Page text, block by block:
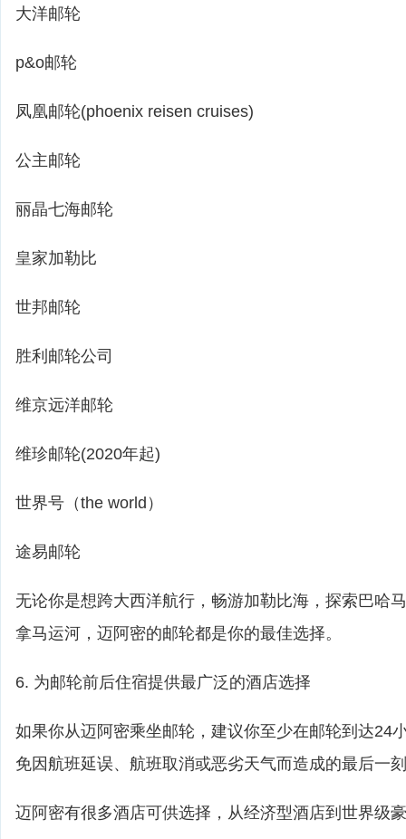
大洋邮轮
p&o邮轮
凤凰邮轮(phoenix reisen cruises)
公主邮轮
丽晶七海邮轮
皇家加勒比
世邦邮轮
胜利邮轮公司
维京远洋邮轮
维珍邮轮(2020年起)
世界号（the world）
途易邮轮
无论你是想跨大西洋航行，畅游加勒比海，探索巴哈
拿马运河，迈阿密的邮轮都是你的最佳选择。
6. 为邮轮前后住宿提供最广泛的酒店选择
如果你从迈阿密乘坐邮轮，建议你至少在邮轮到达24
免因航班延误、航班取消或恶劣天气而造成的最后一
迈阿密有很多酒店可供选择，从经济型酒店到世界级